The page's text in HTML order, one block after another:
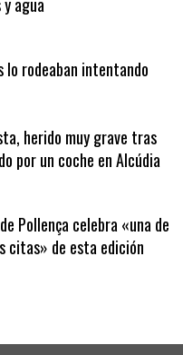
agua
rodeaban intentando
herido muy grave tras
por un coche en Alcúdia
Pollença celebra «una de
citas» de esta edición